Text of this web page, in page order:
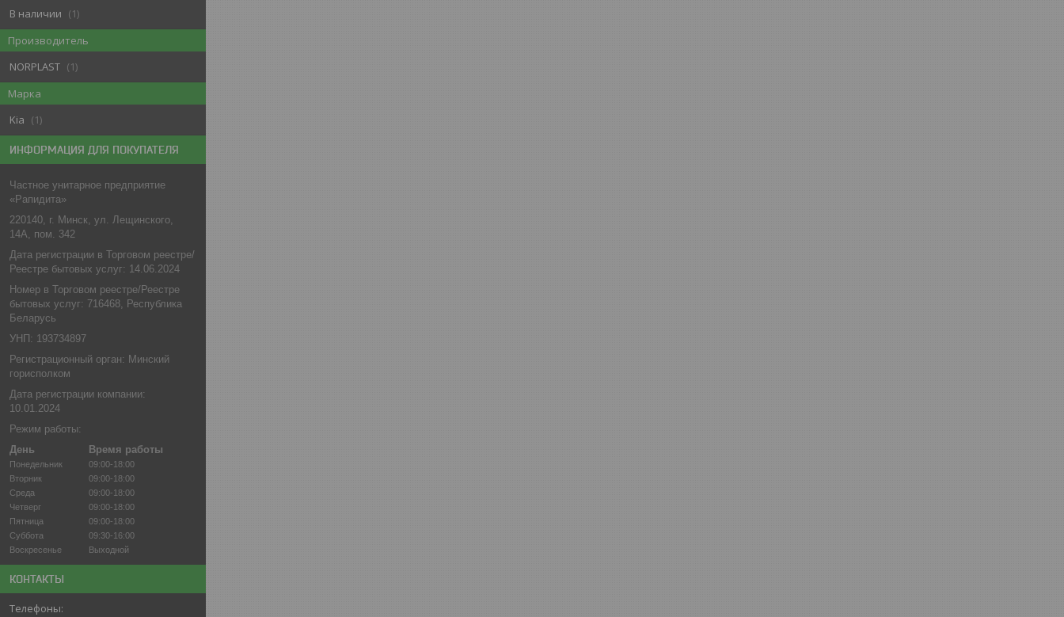
В наличии
1
Производитель
NORPLAST
1
Марка
Kia
1
ИНФОРМАЦИЯ ДЛЯ ПОКУПАТЕЛЯ
Частное унитарное предприятие
«Рапидита»
220140, г. Минск, ул. Лещинского,
14А, пом. 342
Дата регистрации в Торговом реестре/
Реестре бытовых услуг: 14.06.2024
Номер в Торговом реестре/Реестре
бытовых услуг: 716468, Республика
Беларусь
УНП: 193734897
Регистрационный орган: Минский
горисполком
Дата регистрации компании:
10.01.2024
Режим работы:
День
Время работы
Понедельник
09:00-18:00
Вторник
09:00-18:00
Среда
09:00-18:00
Четверг
09:00-18:00
Пятница
09:00-18:00
Суббота
09:30-16:00
Воскресенье
Выходной
КОНТАКТЫ